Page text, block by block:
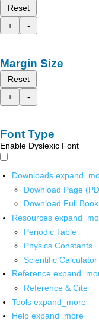
Reset
+
-
Margin Size
Reset
+
-
Font Type
Enable Dyslexic Font
Downloads
Download Page
Download Full
Resources
Periodic Table
Physics Constants
Scientific Calculator
Reference
Reference & Cite
Tools expand_more
Help expand_more